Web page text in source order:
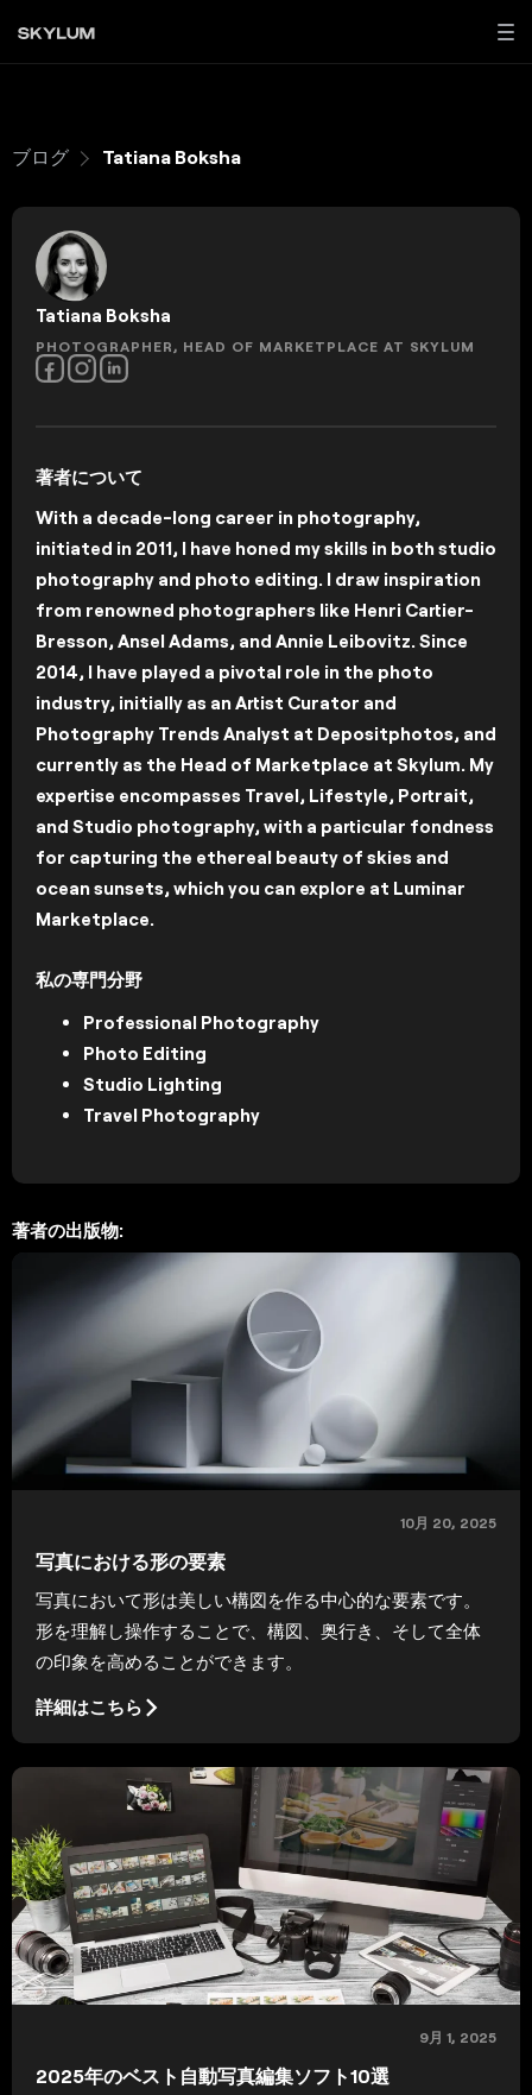
ブログ Tatiana Boksha
Tatiana Boksha
PHOTOGRAPHER, HEAD OF MARKETPLACE AT SKYLUM
著者について
With a decade-long career in photography,
initiated in 2011, I have honed my skills in both studio
photography and photo editing. I draw inspiration
from renowned photographers like Henri Cartier-
Bresson, Ansel Adams, and Annie Leibovitz. Since
2014, I have played a pivotal role in the photo
industry, initially as an Artist Curator and
Photography Trends Analyst at Depositphotos, and
currently as the Head of Marketplace at Skylum. My
expertise encompasses Travel, Lifestyle, Portrait,
and Studio photography, with a particular fondness
for capturing the ethereal beauty of skies and
ocean sunsets, which you can explore at Luminar
Marketplace.
私の専門分野
Professional Photography
Photo Editing
Studio Lighting
Travel Photography
著者の出版物:
10月 20, 2025
写真における形の要素
写真において形は美しい構図を作る中心的な要素です。
形を理解し操作することで、構図、奥行き、そして全体
の印象を高めることができます。
詳細はこちら
9月 1, 2025
2025年のベスト自動写真編集ソフト10選